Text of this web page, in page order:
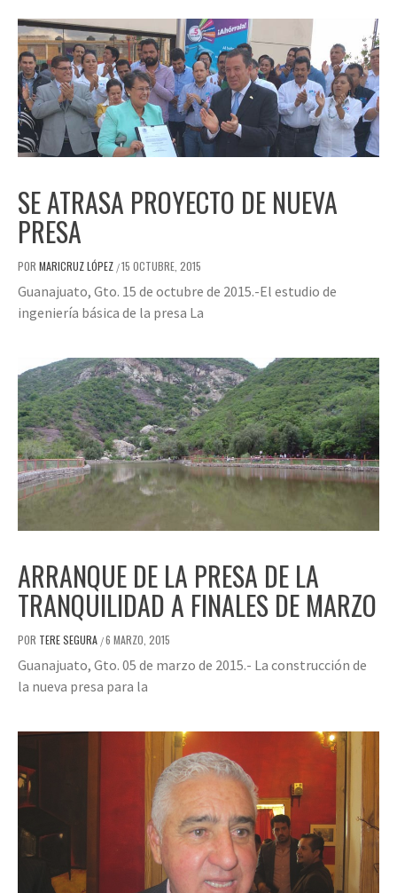
SE ATRASA PROYECTO DE NUEVA
PRESA
POR MARICRUZ LÓPEZ /15 OCTUBRE, 2015
Guanajuato, Gto. 15 de octubre de 2015.-El estudio de
ingeniería básica de la presa La
ARRANQUE DE LA PRESA DE LA
TRANQUILIDAD A FINALES DE MARZO
POR TERE SEGURA /6 MARZO, 2015
Guanajuato, Gto. 05 de marzo de 2015.- La construcción de
la nueva presa para la